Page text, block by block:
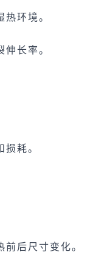
环境。
长率。
耗。
后尺寸变化。